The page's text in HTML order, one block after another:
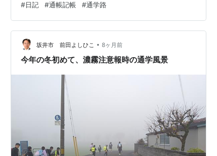
っとガックリした。そりゃ学生時代はヒゲの愛称で親し
まれていた身としては、（そこまで落ちぶれてしまった
のだろうか）と再びガックリした。 とぼとぼと帰宅。 家
計簿をつけながら通帳を見ると、受取利子がわずかなが
らついている。（金利が上がったのかな）とちょっと思
#日記 #通帳記帳 #通学路
坂井市 前田よしひこ • 8ヶ月前
今年の冬初めて、濃霧注意報時の通学風景